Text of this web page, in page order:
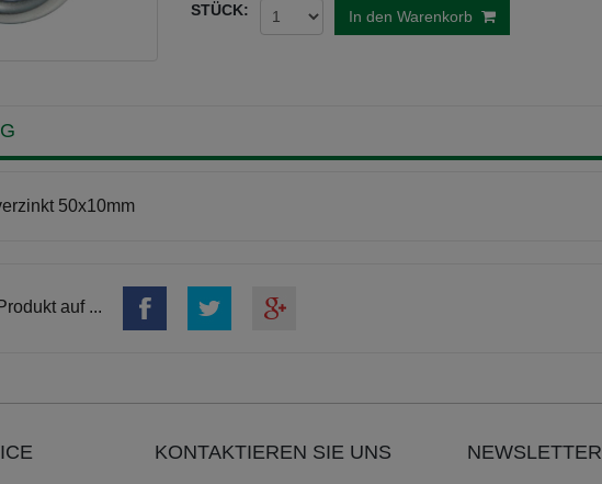
STÜCK: In den Warenkorb
50x10mm
auf ...
KONTAKTIEREN SIE UNS NEWSLETTER